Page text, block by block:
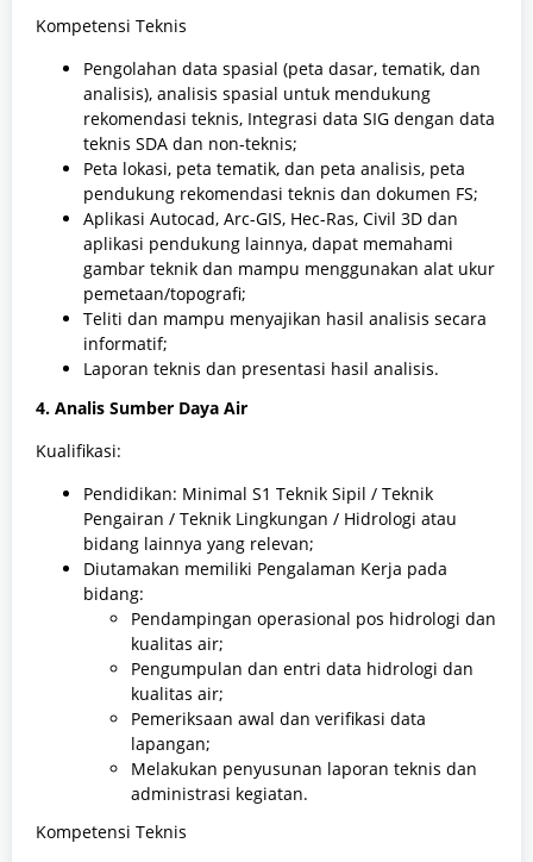
Kompetensi Teknis
Pengolahan data spasial (peta dasar, tematik, dan
analisis), analisis spasial untuk mendukung
rekomendasi teknis, Integrasi data SIG dengan data
teknis SDA dan non-teknis;
Peta lokasi, peta tematik, dan peta analisis, peta
pendukung rekomendasi teknis dan dokumen FS;
Aplikasi Autocad, Arc-GIS, Hec-Ras, Civil 3D dan
aplikasi pendukung lainnya, dapat memahami
gambar teknik dan mampu menggunakan alat ukur
pemetaan/topografi;
Teliti dan mampu menyajikan hasil analisis secara
informatif;
Laporan teknis dan presentasi hasil analisis.
4. Analis Sumber Daya Air
Kualifikasi:
Pendidikan: Minimal S1 Teknik Sipil / Teknik
Pengairan / Teknik Lingkungan / Hidrologi atau
bidang lainnya yang relevan;
Diutamakan memiliki Pengalaman Kerja pada
bidang:
Pendampingan operasional pos hidrologi dan
kualitas air;
Pengumpulan dan entri data hidrologi dan
kualitas air;
Pemeriksaan awal dan verifikasi data
lapangan;
Melakukan penyusunan laporan teknis dan
administrasi kegiatan.
Kompetensi Teknis